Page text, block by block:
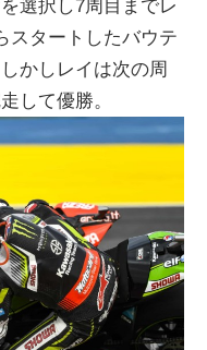
選択し7周目までレ
スタートしたバウテ
かしレイは次の周
して優勝。